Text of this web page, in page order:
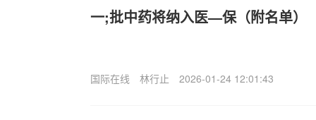
一;批中药将纳入医—保（附名单）
国际在线 林行止 2026-01-24 12:01:43